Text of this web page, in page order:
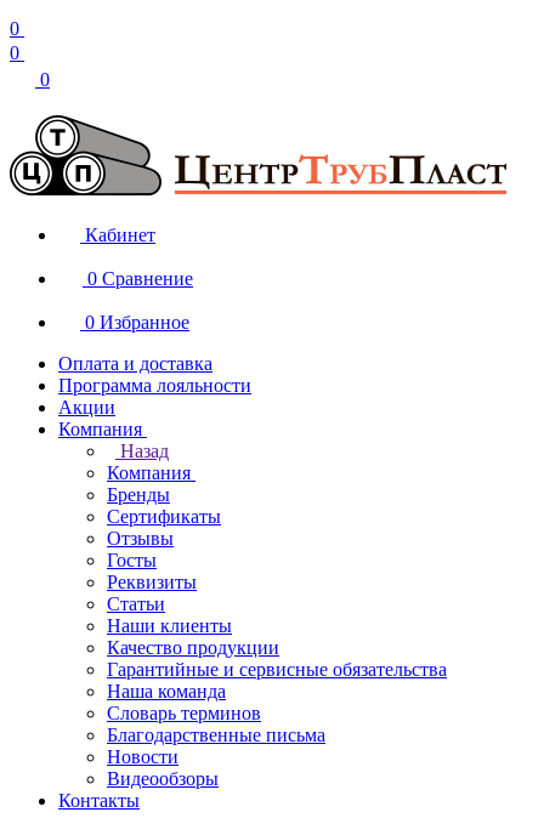
0
0
0
Кабинет
0 Сравнение
0 Избранное
Оплата и доставка
Программа лояльности
Акции
Компания
Назад
Компания
Бренды
Сертификаты
Отзывы
Госты
Реквизиты
Статьи
Наши клиенты
Качество продукции
Гарантийные и сервисные обязательства
Наша команда
Словарь терминов
Благодарственные письма
Новости
Видеообзоры
Контакты